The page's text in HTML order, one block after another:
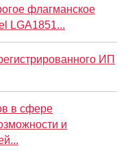
флагманское
LGA1851...
ИП
в сфере
и